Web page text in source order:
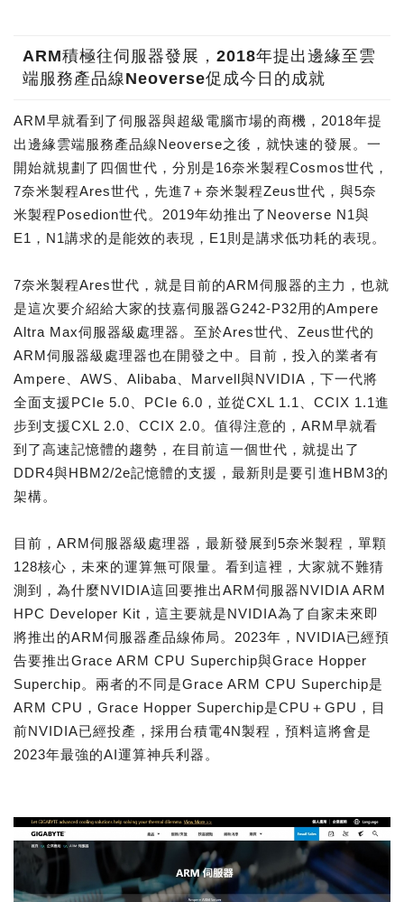
ARM積極往伺服器發展，2018年提出邊緣至雲
端服務產品線Neoverse促成今日的成就
ARM早就看到了伺服器與超級電腦市場的商機，2018年提
出邊緣雲端服務產品線Neoverse之後，就快速的發展。一
開始就規劃了四個世代，分別是16奈米製程Cosmos世代，
7奈米製程Ares世代，先進7＋奈米製程Zeus世代，與5奈
米製程Posedion世代。2019年幼推出了Neoverse N1與
E1，N1講求的是能效的表現，E1則是講求低功耗的表現。
7奈米製程Ares世代，就是目前的ARM伺服器的主力，也就
是這次要介紹給大家的技嘉伺服器G242-P32用的Ampere
Altra Max伺服器級處理器。至於Ares世代、Zeus世代的
ARM伺服器級處理器也在開發之中。目前，投入的業者有
Ampere、AWS、Alibaba、Marvell與NVIDIA，下一代將
全面支援PCIe 5.0、PCIe 6.0，並從CXL 1.1、CCIX 1.1進
步到支援CXL 2.0、CCIX 2.0。值得注意的，ARM早就看
到了高速記憶體的趨勢，在目前這一個世代，就提出了
DDR4與HBM2/2e記憶體的支援，最新則是要引進HBM3的
架構。
目前，ARM伺服器級處理器，最新發展到5奈米製程，單顆
128核心，未來的運算無可限量。看到這裡，大家就不難猜
測到，為什麼NVIDIA這回要推出ARM伺服器NVIDIA ARM
HPC Developer Kit，這主要就是NVIDIA為了自家未來即
將推出的ARM伺服器產品線佈局。2023年，NVIDIA已經預
告要推出Grace ARM CPU Superchip與Grace Hopper
Superchip。兩者的不同是Grace ARM CPU Superchip是
ARM CPU，Grace Hopper Superchip是CPU＋GPU，目
前NVIDIA已經投產，採用台積電4N製程，預料這將會是
2023年最強的AI運算神兵利器。